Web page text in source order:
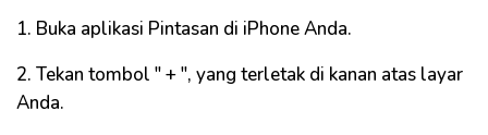
1. Buka aplikasi Pintasan di iPhone Anda.
2. Tekan tombol " + ", yang terletak di kanan atas layar
Anda.